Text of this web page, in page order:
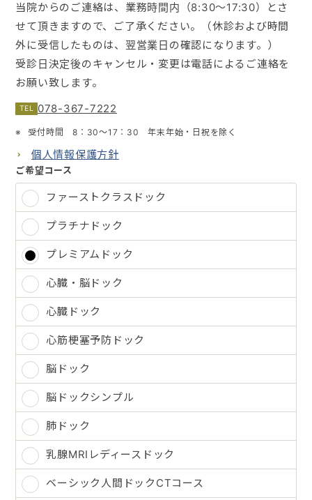
アクセス
ご予約・お問い合わせ
医療関係者の皆さまへ
0120-929-489
年末年始・日祝を除く
当院からのご連絡は、業務時間内（8:30〜17:30）とさ
せて頂きますので、ご了承ください。（休診および時間
外に受信したものは、翌営業日の確認になります。）
受診日決定後のキャンセル・変更は電話によるご連絡を
お願い致します。
078-367-7222
受付時間 8：30～17：30 年末年始・日祝を除く
個人情報保護方針
ご希望コース
ファーストクラスドック
プラチナドック
プレミアムドック
心臓・脳ドック
心臓ドック
心筋梗塞予防ドック
脳ドック
脳ドックシンプル
肺ドック
乳腺MRIレディースドック
ベーシック人間ドックCTコース